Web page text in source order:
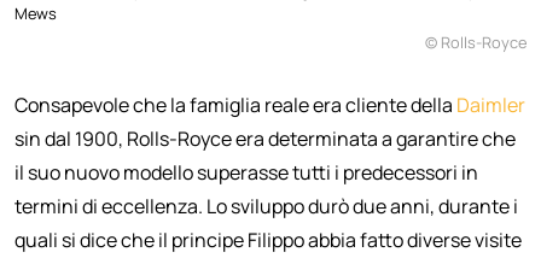
Mews
© Rolls-Royce
Consapevole che la famiglia reale era cliente della Daimler
sin dal 1900, Rolls-Royce era determinata a garantire che
il suo nuovo modello superasse tutti i predecessori in
termini di eccellenza. Lo sviluppo durò due anni, durante i
quali si dice che il principe Filippo abbia fatto diverse visite